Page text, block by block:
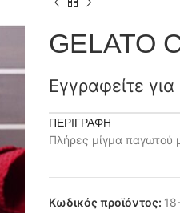
GELATO
Εγγραφείτε
ΠΕΡΙΓΡΑΦΉ
Πλήρες μίγμα παγωτού
Κωδικός προϊόντος: